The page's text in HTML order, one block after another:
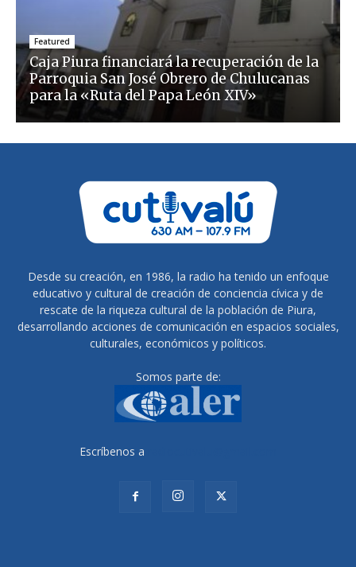
Featured
Caja Piura financiará la recuperación de la
Parroquia San José Obrero de Chulucanas
para la «Ruta del Papa León XIV»
Desde su creación, en 1986, la radio ha tenido un enfoque
educativo y cultural de creación de conciencia cívica y de
rescate de la riqueza cultural de la población de Piura,
desarrollando acciones de comunicación en espacios sociales,
culturales, económicos y políticos.
Somos parte de:
Escríbenos a